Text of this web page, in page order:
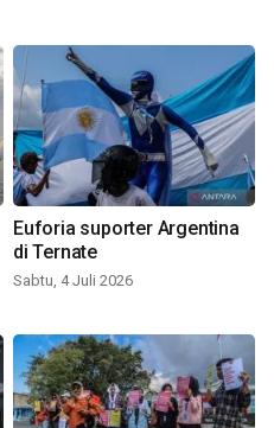
Euforia suporter Argentina
di Ternate
Sabtu, 4 Juli 2026